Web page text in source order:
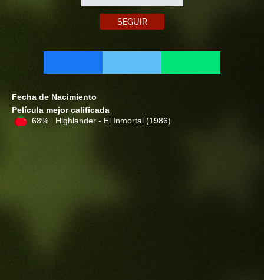
SEGUIR
Fecha de Nacimiento
Película mejor calificada
68% Highlander - El Inmortal (1986)